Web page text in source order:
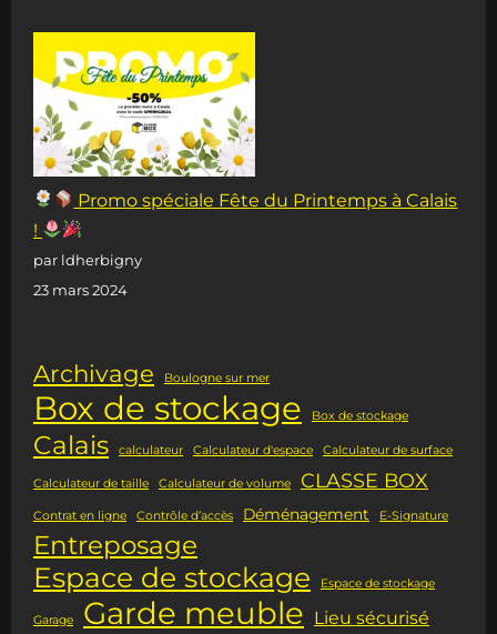
Promo spéciale Fête du Printemps à Calais
!
par ldherbigny
23 mars 2024
Archivage Boulogne sur mer
Box de stockage Box de stockage
Calais calculateur Calculateur d'espace Calculateur de surface
Calculateur de taille Calculateur de volume CLASSE BOX
Contrat en ligne Contrôle d’accès Déménagement E-Signature
Entreposage
Espace de stockage Espace de stockage
Garage Garde meuble Lieu sécurisé